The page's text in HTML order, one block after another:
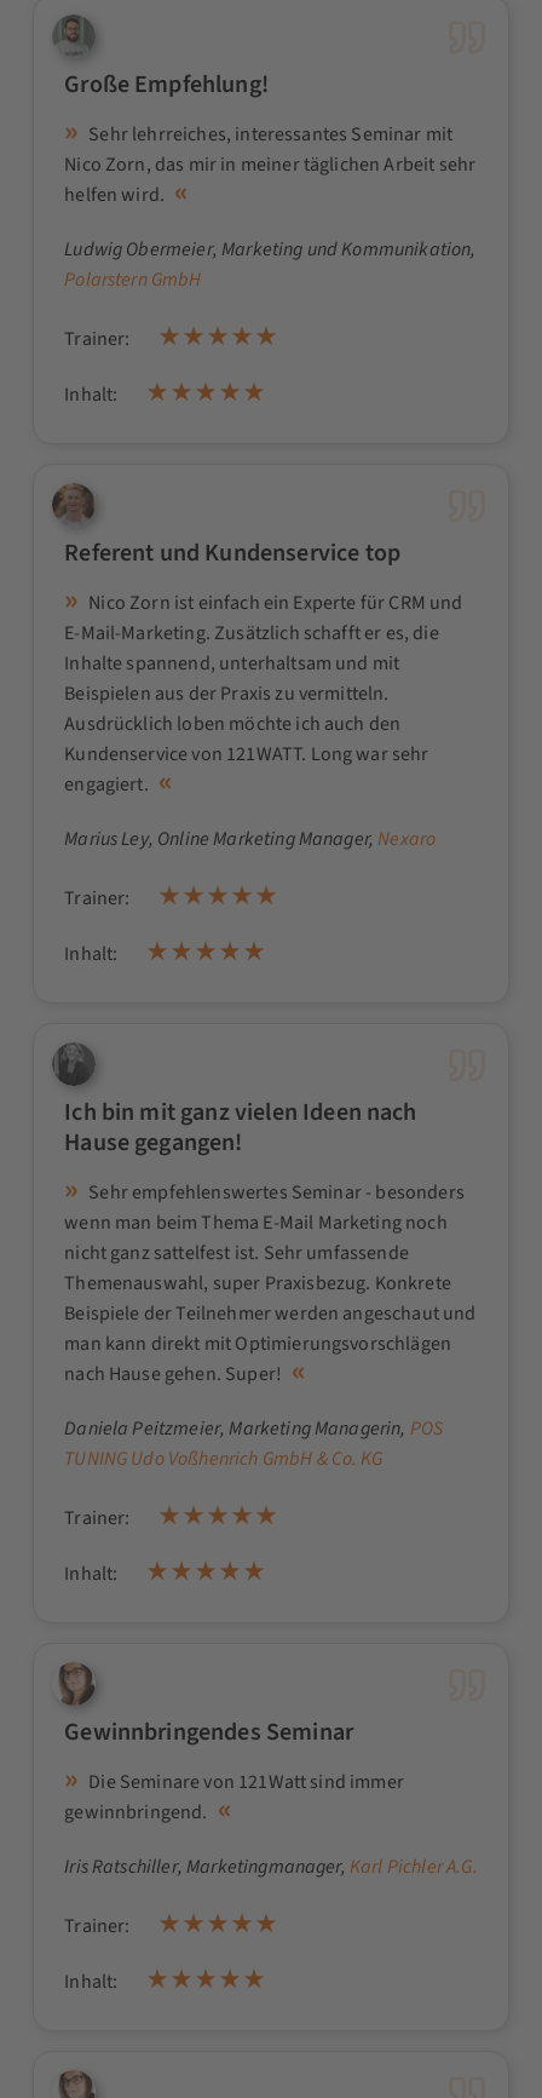
Große Empfehlung!
Sehr lehrreiches, interessantes Seminar mit
Nico Zorn, das mir in meiner täglichen Arbeit sehr
helfen wird.
Ludwig Obermeier, Marketing und Kommunikation,
Polarstern GmbH
Trainer:
Inhalt:
Referent und Kundenservice top
Nico Zorn ist einfach ein Experte für CRM und
E-Mail-Marketing. Zusätzlich schafft er es, die
Inhalte spannend, unterhaltsam und mit
Beispielen aus der Praxis zu vermitteln.
Ausdrücklich loben möchte ich auch den
Kundenservice von 121WATT. Long war sehr
engagiert.
Marius Ley, Online Marketing Manager,Nexaro
Trainer:
Inhalt:
Ich bin mit ganz vielen Ideen nach
Hause gegangen!
Sehr empfehlenswertes Seminar - besonders
wenn man beim Thema E-Mail Marketing noch
nicht ganz sattelfest ist. Sehr umfassende
Themenauswahl, super Praxisbezug. Konkrete
Beispiele der Teilnehmer werden angeschaut und
man kann direkt mit Optimierungsvorschlägen
nach Hause gehen. Super!
Daniela Peitzmeier, Marketing Managerin, POS
TUNING Udo Voßhenrich GmbH & Co. KG
Trainer:
Inhalt:
Gewinnbringendes Seminar
Die Seminare von 121Watt sind immer
gewinnbringend.
Iris Ratschiller, Marketingmanager, Karl Pichler A.G.
Trainer:
Inhalt: